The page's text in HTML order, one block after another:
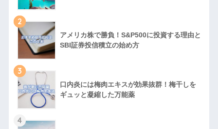
2
アメリカ株で勝負！S&P500に投資する理由と
SBI証券投信積立の始め方
3
口内炎には梅肉エキスが効果抜群！梅干しを
ギュッと凝縮した万能薬
4